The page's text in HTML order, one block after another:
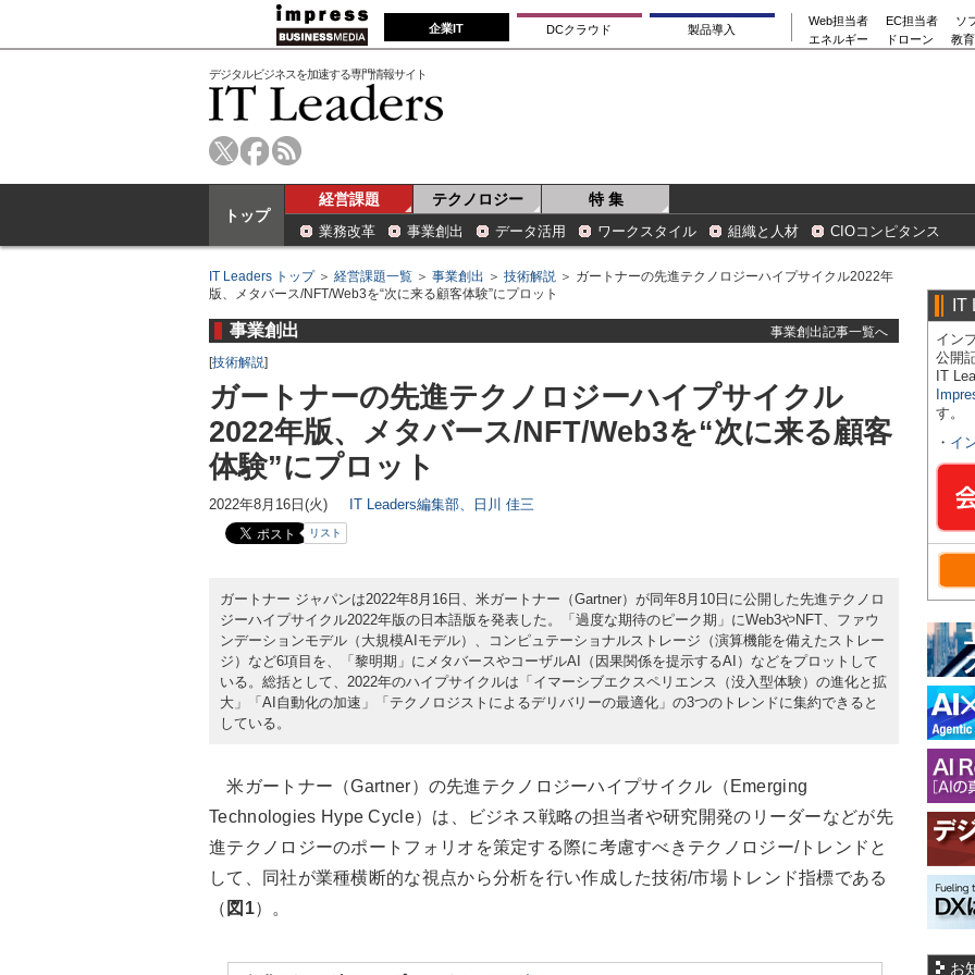
企業IT DCクラウド 製品導入
Web担当者 EC担当者
ソ
エネルギー
ドローン 教
デジタルビジネスを加速する専門情報サイト
トップ
経営課題 テクノロジー 特 集
業務改革 事業創出 データ活用 ワークスタイル 組織と人材 CIOコンピタンス
IT Leaders トップ＞ 経営課題一覧 ＞ 事業創出 ＞ 技術解説 ＞ ガートナーの先進テクノロジーハイプサイクル2022年
版、メタバース/NFT/Web3を“次に来る顧客体験”にプロット
事業創出
事業創出記事一覧へ
[技術解説]
ガートナーの先進テクノロジーハイプサイクル
2022年版、メタバース/NFT/Web3を“次に来る顧客
体験”にプロット
2022年8月16日(火) IT Leaders編集部、日川 佳三
リスト
ガートナー ジャパンは2022年8月16日、米ガートナー（Gartner）が同年8月10日に公開した先進テクノロ
ジーハイプサイクル2022年版の日本語版を発表した。「過度な期待のピーク期」にWeb3やNFT、ファウ
ンデーションモデル（大規模AIモデル）、コンピュテーショナルストレージ（演算機能を備えたストレー
ジ）など6項目を、「黎明期」にメタバースやコーザルAI（因果関係を提示するAI）などをプロットして
いる。総括として、2022年のハイプサイクルは「イマーシブエクスペリエンス（没入型体験）の進化と拡
大」「AI自動化の加速」「テクノロジストによるデリバリーの最適化」の3つのトレンドに集約できると
している。
米ガートナー（Gartner）の先進テクノロジーハイプサイクル（Emerging
Technologies Hype Cycle）は、ビジネス戦略の担当者や研究開発のリーダーなどが先
進テクノロジーのポートフォリオを策定する際に考慮すべきテクノロジー/トレンドと
して、同社が業種横断的な視点から分析を行い作成した技術/市場トレンド指標である
（ 図1）。
IT
イン
公開
IT
す。
・ イ
お